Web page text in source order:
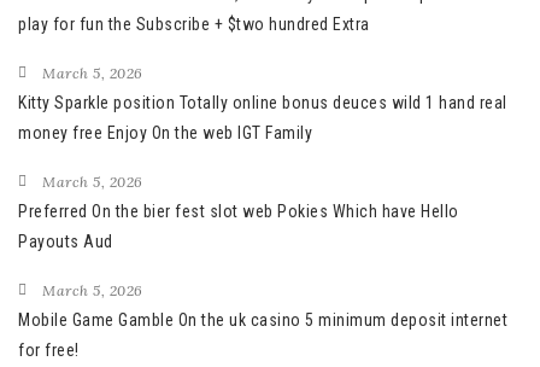
play for fun the Subscribe + $two hundred Extra
March 5, 2026
Kitty Sparkle position Totally online bonus deuces wild 1 hand real
money free Enjoy On the web IGT Family
March 5, 2026
Preferred On the bier fest slot web Pokies Which have Hello
Payouts Aud
March 5, 2026
Mobile Game Gamble On the uk casino 5 minimum deposit internet
for free!